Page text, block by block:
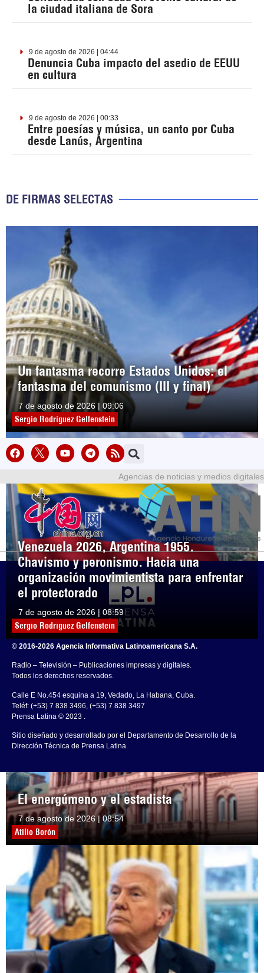
la ciudad italiana de Sora
9 de agosto de 2026 | 04:44
Denuncia Cuba impacto del asedio de EEUU
en cultura
9 de agosto de 2026 | 00:33
Entre poesías y música, un canto por Cuba
desde Lanús, Argentina
DE FIRMAS SELECTAS
Un fantasma recorre Estados Unidos: el
fantasma del comunismo (III y final)
7 de agosto de 2026 | 09:06
Sergio Rodríguez Gelfenstein
Venezuela 2026, Argentina 1955.
Chavismo y peronismo. Hacia una
organización movimientista para enfrentar
el protectorado
7 de agosto de 2026 | 08:59
Sergio Rodríguez Gelfenstein
El energúmeno y el estadista
7 de agosto de 2026 | 08:54
Atilio Borón
Agencias de noticias y medios digitales
© 2016-2026 Agencia Informativa Latinoamericana S.A.
Radio – Televisión – Publicaciones impresas y digitales.
Todos los derechos reservados.
Calle E No.454 esquina a 19, Vedado, La Habana, Cuba.
Teléf: (+53) 7 838 3496, (+53) 7 838 3497
Prensa Latina © 2023 .
Sitio diseñado y desarrollado por el Departamento de Desarrollo de la
Dirección Técnica de Prensa Latina.